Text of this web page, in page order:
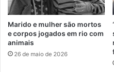
Marido e mulher são mortos
e corpos jogados em rio com
animais
26 de maio de 2026